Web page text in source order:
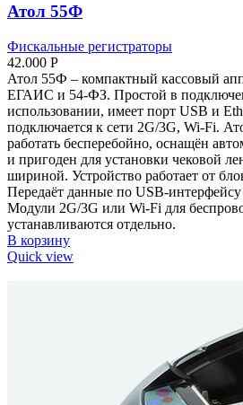
Атол 55Ф
Фискальные регистраторы
42.000 Р
Атол 55Ф – компактный кассовый
ЕГАИС и 54-ФЗ. Простой в
использовании, имеет порт USB и
подключается к сети 2G/3G, Wi-Fi.
работать бесперебойно, оснащён
и пригоден для установки чековой
шириной. Устройство работает от
Передаёт данные по USB-интерфейсу
Модули 2G/3G или Wi-Fi для
устанавливаются отдельно.
В корзину
Quick view